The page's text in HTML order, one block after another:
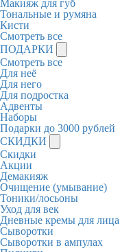
Макияж для губ
Тональные и румяна
Кисти
Смотреть все
ПОДАРКИ
Смотреть все
Для неё
Для него
Для подростка
Адвенты
Наборы
Подарки до 3000 рублей
СКИДКИ
Скидки
Акции
Демакияж
Очищение (умывание)
Тоники/лосьоны
Уход для век
Дневные кремы для лица
Сыворотки
Сыворотки в ампулах